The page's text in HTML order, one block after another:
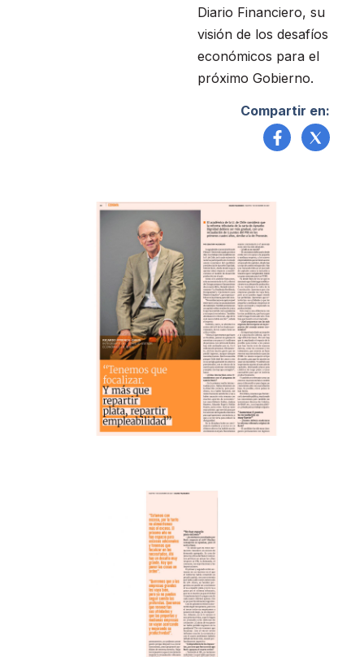
Diario Financiero, su
visión de los desafíos
económicos para el
próximo Gobierno.
Compartir en: